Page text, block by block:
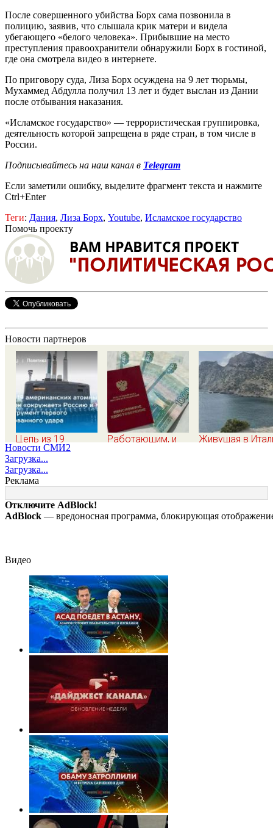
После совершенного убийства Борх сама позвонила в
полицию, заявив, что слышала крик матери и видела
убегающего «белого человека». Прибывшие на место
преступления правоохранители обнаружили Борх в гостиной,
где она смотрела видео в интернете.
По приговору суда, Лиза Борх осуждена на 9 лет тюрьмы,
Мухаммед Абдулла получил 13 лет и будет выслан из Дании
после отбывания наказания.
«Исламское государство» — террористическая группировка,
деятельность которой запрещена в ряде стран, в том числе в
России.
Подписывайтесь на наш канал в Telegram
Если заметили ошибку, выделите фрагмент текста и нажмите
Ctrl+Enter
Теги: Дания, Лиза Борх, Youtube, Исламское государство
Помочь проекту
Новости партнеров
Цепь из 19
американских
атомных подлодок
«окружает»
Россию и Китай: это
инструмент
первого
Работающим, и
пенсионерам в
сентябре -
PrimaMedia.ru
Живущая в
Новости СМИ2
Загрузка...
Загрузка...
Реклама
Отключите AdBlock!
AdBlock — вредоносная программа, блокирующая
Видео